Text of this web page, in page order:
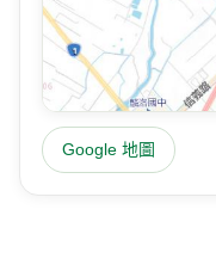
Google 地圖